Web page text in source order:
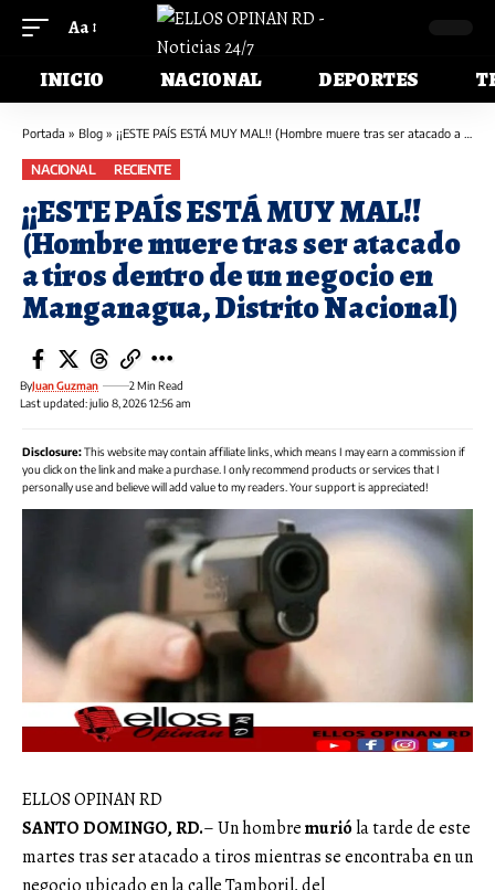
Aa
INICIO NACIONAL DEPORTES
Portada » Blog » ¡¡ESTE PAÍS ESTÁ MUY MAL!! (Hombre muere tras ser atacado a tiros dentro de un negocio en Manganagua, Distrito Nacional)
NACIONAL RECIENTE
¡¡ESTE PAÍS ESTÁ MUY MAL!!
(Hombre muere tras ser atacado
a tiros dentro de un negocio en
Manganagua, Distrito Nacional)
Last updated: julio 8, 2026 12:56 am
ByJuan Guzman 2 Min Read
Disclosure:This website may contain affiliate links, which means I may earn a commission if
you click on the link and make a purchase. I only recommend products or services that I
personally use and believe will add value to my readers. Your support is appreciated!
ELLOS OPINAN RD
SANTO DOMINGO, RD.– Un hombremurió la tarde de este
martes tras ser atacado a tiros mientras se encontraba en un